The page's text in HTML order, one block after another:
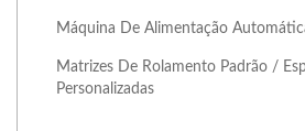
Máquina De Alimentação
Matrizes De Rolamento Padrão /
Personalizadas